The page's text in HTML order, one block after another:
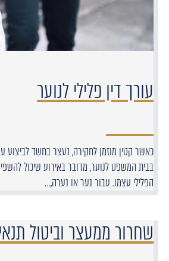
עורך דין פלילי לנוער
כאשר קטין מוזמן לחקירה, נעצר בחשד לביצוע
בבית המשפט לנוער, מדובר באירוע שיכול
הפלילי עצמו. עבור נער או נערה,…
שחרור ממעצר וביטול